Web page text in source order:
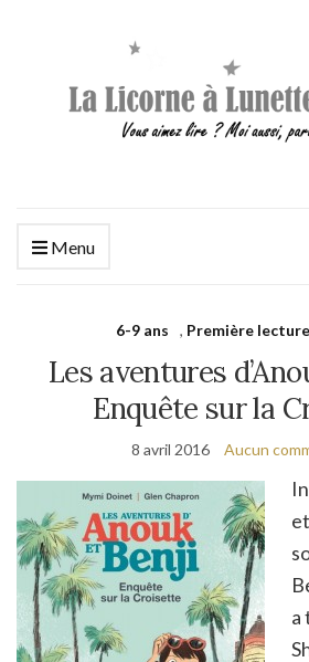
Menu
6-9 ans , Première lecture
Les aventures
Enquête sur la
8 avril 2016 Aucun
a